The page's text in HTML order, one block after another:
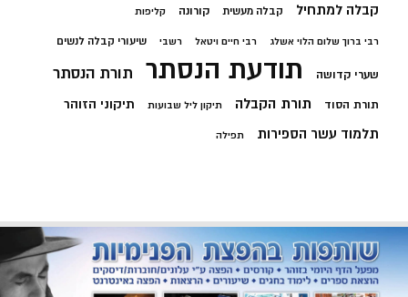
קבלה למתחיל קבלה מעשית קורונה קליפות
רבי ברוך שלום הלוי אשלג רבי חיים ויטאל רשבי שיעורי קבלה לנשים
שערי קדושה תודעת הנסתר תורת הנסתר
תורת הסוד תורת הקבלה תיקון ליל שבועות תיקוני הזוהר
תלמוד עשר הספירות תפילה